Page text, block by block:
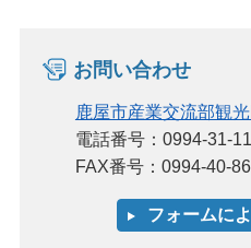
お問い合わせ
鹿屋市産業交流部観
電話番号：0994-31-
FAX番号：0994-40-